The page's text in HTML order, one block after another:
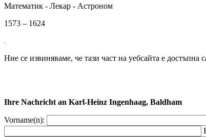
Математик - Лекар - Астроном
1573 – 1624
Ние се извиняваме, че тази част на уебсайта е достъпна
Ihre Nachricht an Karl-Heinz Ingenhaag, Baldham
Vorname(n):